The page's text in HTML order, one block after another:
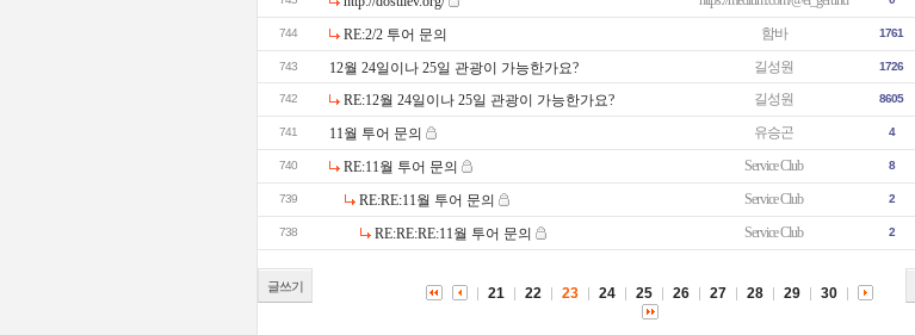
744 RE:2/2 투어 문의 함바 1761
743 12월 24일이나 25일 관광이 가능한가요? 길성원 1726
742 RE:12월 24일이나 25일 관광이 가능한가요? 길성원 8605
741 11월 투어 문의 유승곤 4
740 RE:11월 투어 문의 Service Club 8
739 RE:RE:11월 투어 문의 Service Club 2
738 RE:RE:RE:11월 투어 문의 Service Club 2
글쓰기 21 22 23 24 25 26 27 28 29 30